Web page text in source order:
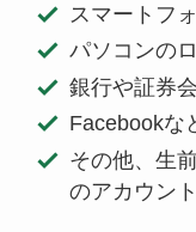
スマートフ
パソコンの
銀行や証券
Facebookな
その他、生
のアカウン